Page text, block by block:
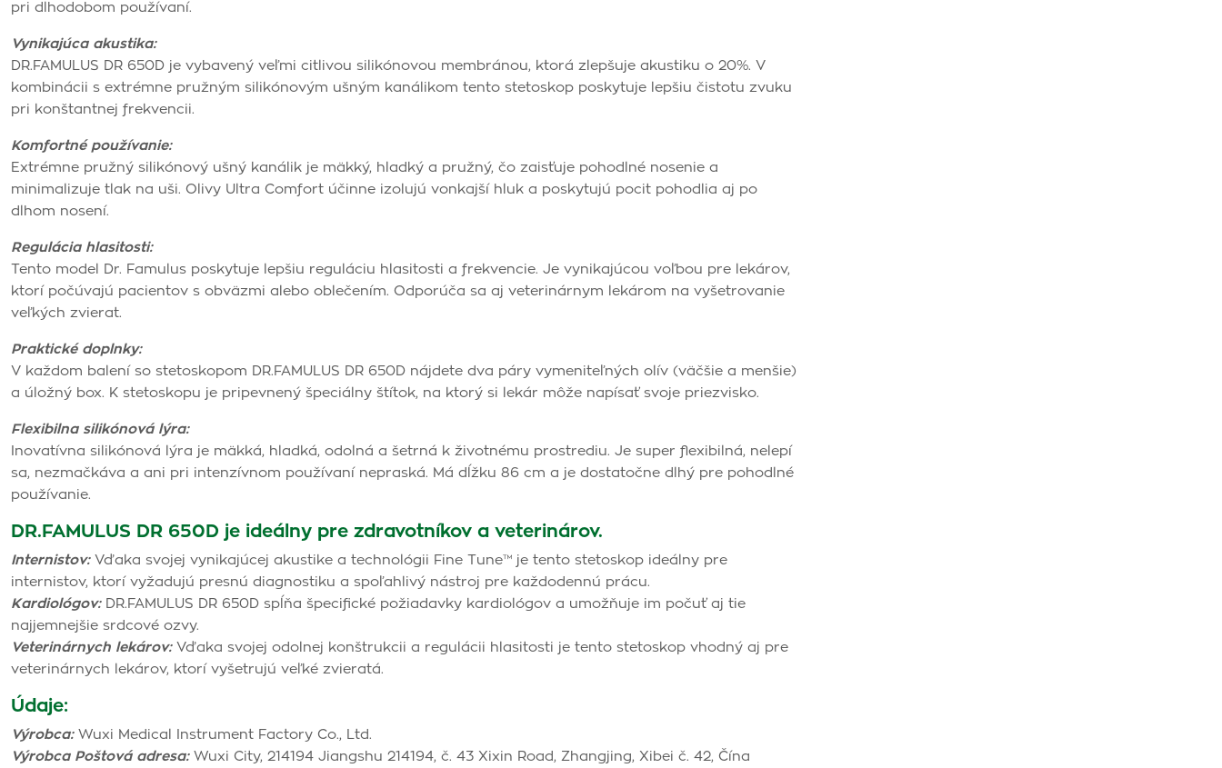
pri dlhodobom používaní.
Vynikajúca akustika:
DR.FAMULUS DR 650D je vybavený veľmi citlivou silikónovou membránou, ktorá zlepšuje akustiku o 20%. V
kombinácii s extrémne pružným silikónovým ušným kanálikom tento stetoskop poskytuje lepšiu čistotu zvuku
pri konštantnej frekvencii.
Komfortné používanie:
Extrémne pružný silikónový ušný kanálik je mäkký, hladký a pružný, čo zaisťuje pohodlné nosenie a
minimalizuje tlak na uši. Olivy Ultra Comfort účinne izolujú vonkajší hluk a poskytujú pocit pohodlia aj po
dlhom nosení.
Regulácia hlasitosti:
Tento model Dr. Famulus poskytuje lepšiu reguláciu hlasitosti a frekvencie. Je vynikajúcou voľbou pre lekárov,
ktorí počúvajú pacientov s obväzmi alebo oblečením. Odporúča sa aj veterinárnym lekárom na vyšetrovanie
veľkých zvierat.
Praktické doplnky:
V každom balení so stetoskopom DR.FAMULUS DR 650D nájdete dva páry vymeniteľných olív (väčšie a menšie)
a úložný box. K stetoskopu je pripevnený špeciálny štítok, na ktorý si lekár môže napísať svoje priezvisko.
Flexibilna silikónová lýra:
Inovatívna silikónová lýra je mäkká, hladká, odolná a šetrná k životnému prostrediu. Je super flexibilná, nelepí
sa, nezmačkáva a ani pri intenzívnom používaní nepraská. Má dĺžku 86 cm a je dostatočne dlhý pre pohodlné
používanie.
DR.FAMULUS DR 650D je ideálny pre zdravotníkov a veterinárov.
Internistov: Vďaka svojej vynikajúcej akustike a technológii Fine Tune™ je tento stetoskop ideálny pre
internistov, ktorí vyžadujú presnú diagnostiku a spoľahlivý nástroj pre každodennú prácu.
Kardiológov: DR.FAMULUS DR 650D spĺňa špecifické požiadavky kardiológov a umožňuje im počuť aj tie
najjemnejšie srdcové ozvy.
Veterinárnych lekárov:Vďaka svojej odolnej konštrukcii a regulácii hlasitosti je tento stetoskop vhodný aj pre
veterinárnych lekárov, ktorí vyšetrujú veľké zvieratá.
Údaje:
Výrobca:Wuxi Medical Instrument Factory Co., Ltd.
Výrobca Poštová adresa: Wuxi City, 214194 Jiangshu 214194, č. 43 Xixin Road, Zhangjing, Xibei č. 42, Čína